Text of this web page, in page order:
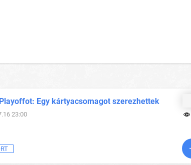
Egy kártyacsomagot szerezhettek
23:00